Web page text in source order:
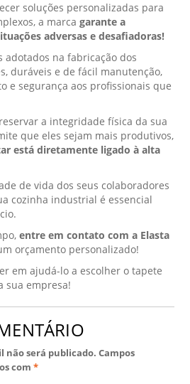
soluções personalizadas para
a marcagarante a
adversas e desafiadoras!
adotados na fabricação dos
duráveis e de fácil manutenção,
e segurança aos profissionais que
a integridade física da sua
que eles sejam mais produtivos,
está diretamente ligado à alta
de vida dos seus colaboradores
cozinha industrial é essencial
entre em contato com a Elasta
orçamento personalizado!
em ajudá-lo a escolher o tapete
sua empresa!
não será publicado. Campos
com*